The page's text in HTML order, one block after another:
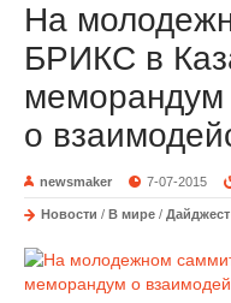
На
БРИКС в
меморандум
о
newsmaker 7-07-2015
Новости / В мире /